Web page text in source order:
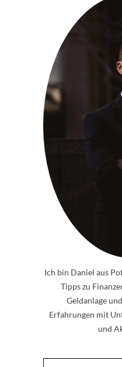
Ich bin Daniel aus
Tipps zu
Geldanlage
Erfahrungen mit
und